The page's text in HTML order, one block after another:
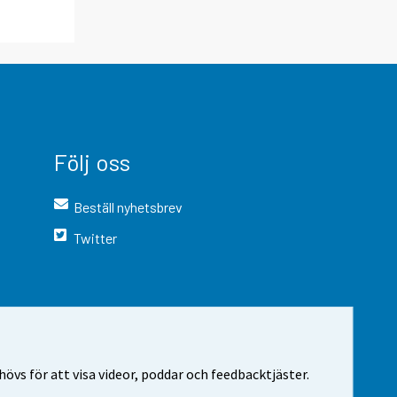
för att visa videor, poddar och feedbacktjäster.
Följ oss
Beställ nyhetsbrev
Twitter